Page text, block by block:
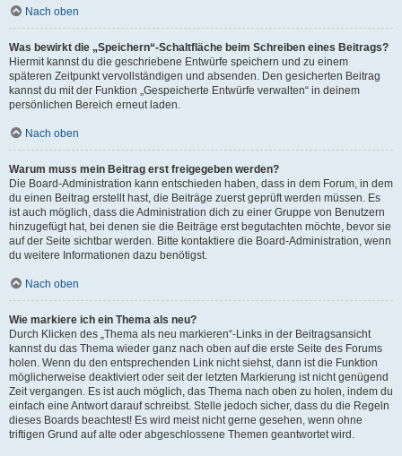
Nach oben
Was bewirkt die „Speichern“-Schaltfläche beim Schreiben eines Beitrags?
Hiermit kannst du die geschriebene Entwürfe speichern und zu einem
späteren Zeitpunkt vervollständigen und absenden. Den gesicherten Beitrag
kannst du mit der Funktion „Gespeicherte Entwürfe verwalten“ in deinem
persönlichen Bereich erneut laden.
Nach oben
Warum muss mein Beitrag erst freigegeben werden?
Die Board-Administration kann entschieden haben, dass in dem Forum, in dem
du einen Beitrag erstellt hast, die Beiträge zuerst geprüft werden müssen. Es
ist auch möglich, dass die Administration dich zu einer Gruppe von Benutzern
hinzugefügt hat, bei denen sie die Beiträge erst begutachten möchte, bevor sie
auf der Seite sichtbar werden. Bitte kontaktiere die Board-Administration, wenn
du weitere Informationen dazu benötigst.
Nach oben
Wie markiere ich ein Thema als neu?
Durch Klicken des „Thema als neu markieren“-Links in der Beitragsansicht
kannst du das Thema wieder ganz nach oben auf die erste Seite des Forums
holen. Wenn du den entsprechenden Link nicht siehst, dann ist die Funktion
möglicherweise deaktiviert oder seit der letzten Markierung ist nicht genügend
Zeit vergangen. Es ist auch möglich, das Thema nach oben zu holen, indem du
einfach eine Antwort darauf schreibst. Stelle jedoch sicher, dass du die Regeln
dieses Boards beachtest! Es wird meist nicht gerne gesehen, wenn ohne
triftigen Grund auf alte oder abgeschlossene Themen geantwortet wird.